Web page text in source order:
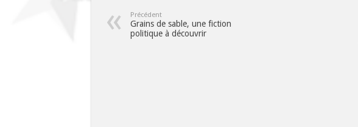
Précédent
Grains de sable, une fiction
politique à découvrir